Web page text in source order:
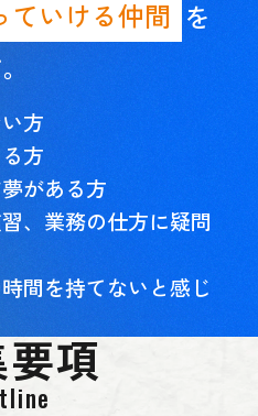
ていける仲間 を
方
方
がある方
、業務の仕方に疑問
間を持てないと感じ
項